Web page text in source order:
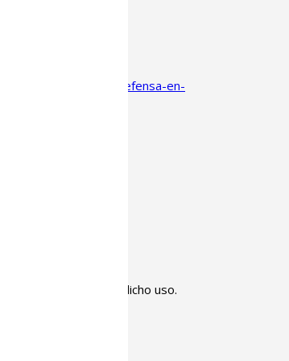
la-seguridad-y-la-defensa-en-
aceptas dicho uso.